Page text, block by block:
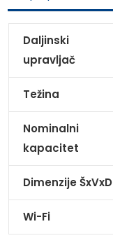
Daljinski
upravljač
Težina
Nominalni
kapacitet
Dimenzije ŠxVxD
Wi-Fi